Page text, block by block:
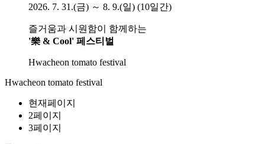
2026. 7. 31.(금) ～ 8. 9.(일) (10일간)
즐거움과 시원함이 함께하는
'樂 & Cool' 페스티벌
Hwacheon tomato festival
Hwacheon tomato festival
현재페이지
2페이지
3페이지